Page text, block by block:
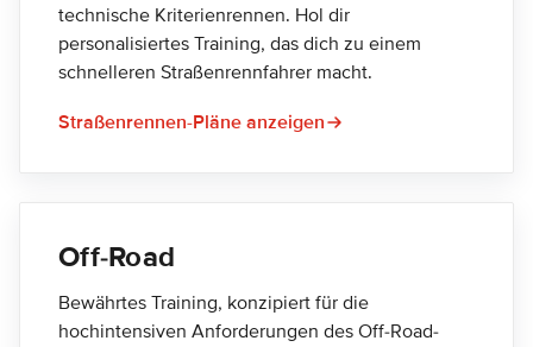
technische Kriterienrennen. Hol dir
personalisiertes Training, das dich zu einem
schnelleren Straßenrennfahrer macht.
Straßenrennen-Pläne anzeigen
Off-Road
Bewährtes Training, konzipiert für die
hochintensiven Anforderungen des Off-Road-